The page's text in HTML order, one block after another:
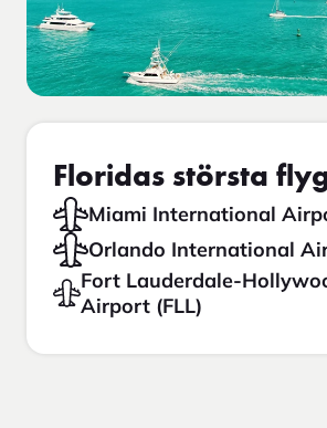
Floridas största
Miami International
Orlando International
Fort Lauderdale-
Airport (FLL)